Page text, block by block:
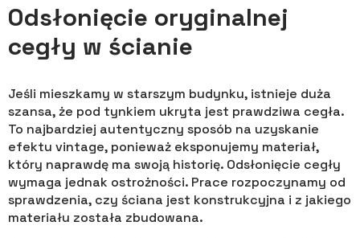
Odsłonięcie oryginalnej
cegły w ścianie
Jeśli mieszkamy w starszym budynku, istnieje duża
szansa, że pod tynkiem ukryta jest prawdziwa cegła.
To najbardziej autentyczny sposób na uzyskanie
efektu vintage, ponieważ eksponujemy materiał,
który naprawdę ma swoją historię. Odsłonięcie cegły
wymaga jednak ostrożności. Prace rozpoczynamy od
sprawdzenia, czy ściana jest konstrukcyjna i z jakiego
materiału została zbudowana.